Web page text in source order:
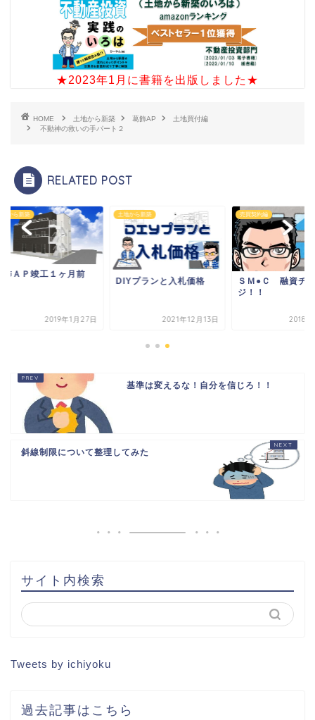
★2023年1月に書籍を出版しました★
HOME 土地から新築 葛飾AP
土地買付編
不動神の救いの手パート２
RELATED POST
ら新築
ＡＰ竣工１ヶ月前
2019年1月27日
土地から新築
DIYプランと入札価格
2021年12月13日
売買契約編
ＳＭ●Ｃ 融資チャ
ジ！！
2018年3
基準は変えるな！自分を信じろ！！
斜線制限について整理してみた
サイト内検索
Tweets by ichiyoku
過去記事はこちら
HOME
書籍出版
問い合わせ